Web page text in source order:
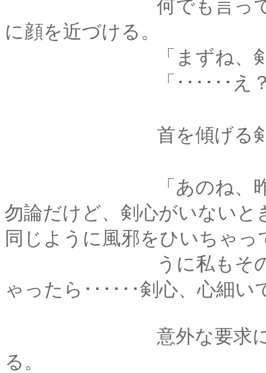
何でも言って、と、
に顔を近づける。
「まずね、剣心、
「･･････え？
首を傾げる剣心に、
「あのね、昨日から
勿論だけど、剣心がいない
同じように風邪をひいちゃっ
うに私もそのとき、
ゃったら･･････剣心、心細い
意外な要求に、剣心
る。